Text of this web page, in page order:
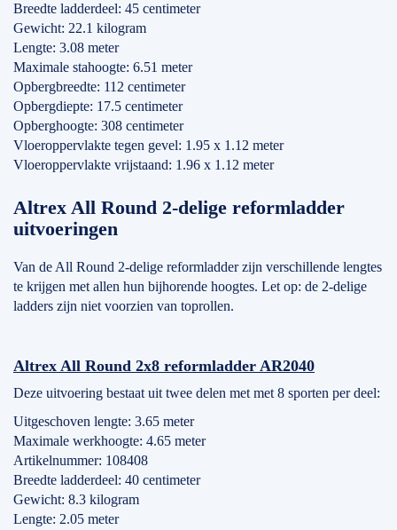
Breedte ladderdeel: 45 centimeter
Gewicht: 22.1 kilogram
Lengte: 3.08 meter
Maximale stahoogte: 6.51 meter
Opbergbreedte: 112 centimeter
Opbergdiepte: 17.5 centimeter
Opberghoogte: 308 centimeter
Vloeroppervlakte tegen gevel: 1.95 x 1.12 meter
Vloeroppervlakte vrijstaand: 1.96 x 1.12 meter
Altrex All Round 2-delige reformladder
uitvoeringen
Van de All Round 2-delige reformladder zijn verschillende lengtes
te krijgen met allen hun bijhorende hoogtes. Let op: de 2-delige
ladders zijn niet voorzien van toprollen.
Altrex All Round 2x8 reformladder AR2040
Deze uitvoering bestaat uit twee delen met met 8 sporten per deel:
Uitgeschoven lengte: 3.65 meter
Maximale werkhoogte: 4.65 meter
Artikelnummer: 108408
Breedte ladderdeel: 40 centimeter
Gewicht: 8.3 kilogram
Lengte: 2.05 meter